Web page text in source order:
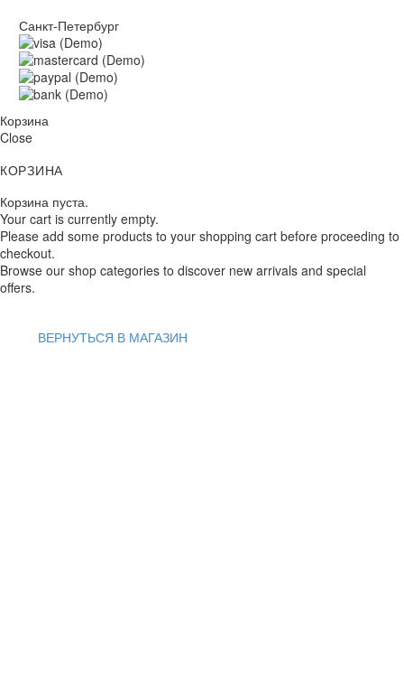
Санкт-Петербург
Корзина
Close
КОРЗИНА
Корзина пуста.
Your cart is currently empty.
Please add some products to your shopping cart before proceeding to
checkout.
Browse our shop categories to discover new arrivals and special
offers.
ВЕРНУТЬСЯ В МАГАЗИН